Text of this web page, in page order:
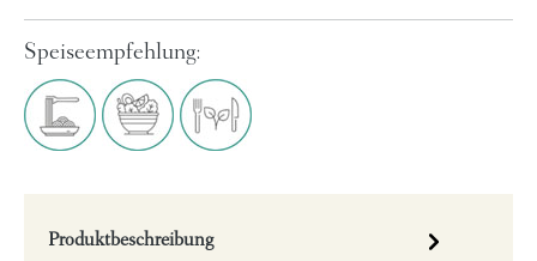
Speiseempfehlung:
Produktbeschreibung